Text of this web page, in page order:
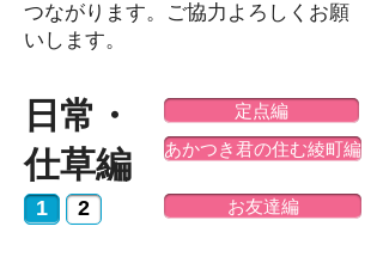
つながります。ご協力よろしくお願
いします。
日常・
仕草編
1 2
定点編
あかつき君の住む綾町編
お友達編